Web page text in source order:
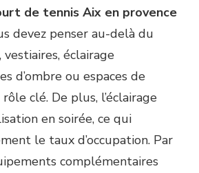
de tennis Aix en provence
devez penser au-delà du
éclairage
d’ombre ou espaces de
clé. De plus, l’éclairage
en soirée, ce qui
le taux d’occupation. Par
complémentaires